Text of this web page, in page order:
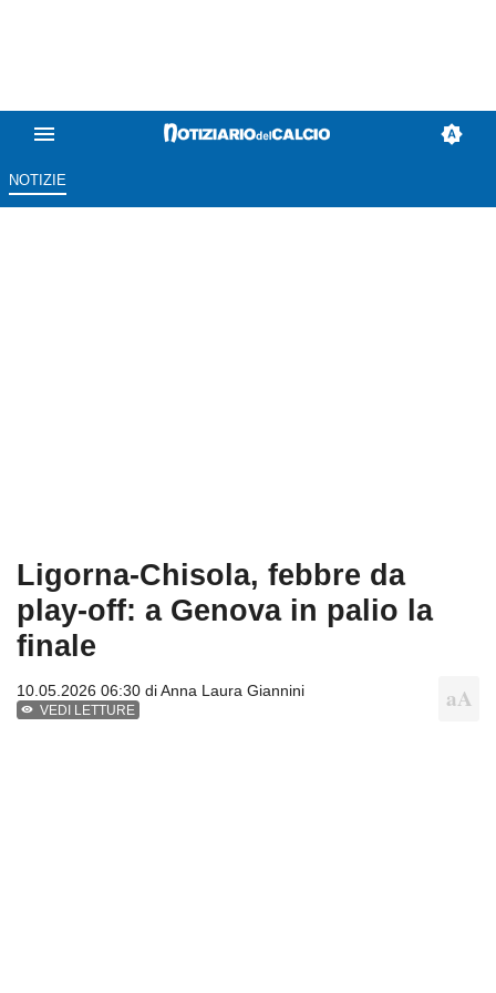
NOTIZIE
Ligorna-Chisola, febbre da
play-off: a Genova in palio la
finale
10.05.2026 06:30 diAnna Laura Giannini
VEDI LETTURE